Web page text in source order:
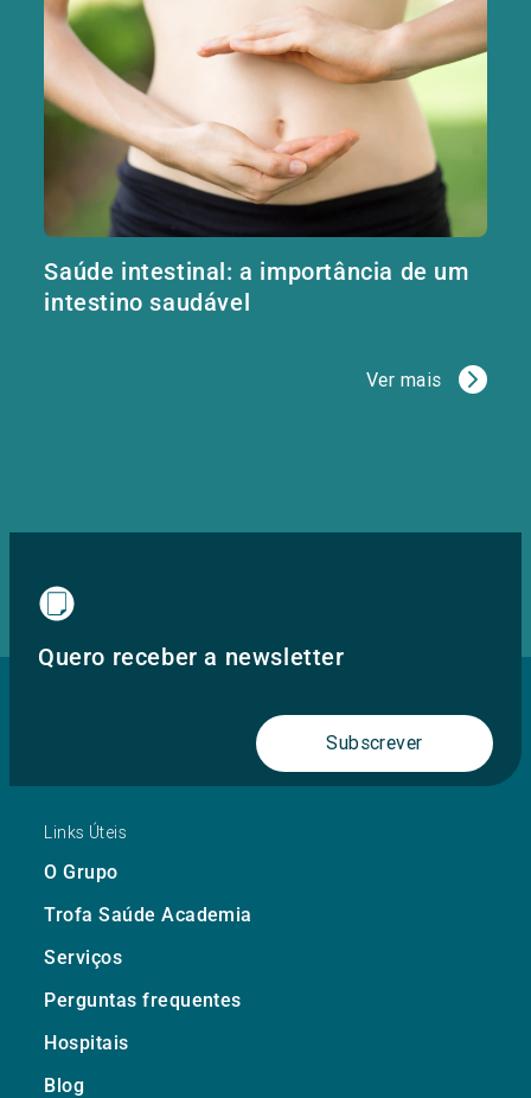
Saúde intestinal: a importância de um
intestino saudável
Ver mais
Quero receber a newsletter
Subscrever
Links Úteis
O Grupo
Trofa Saúde Academia
Serviços
Perguntas frequentes
Hospitais
Blog